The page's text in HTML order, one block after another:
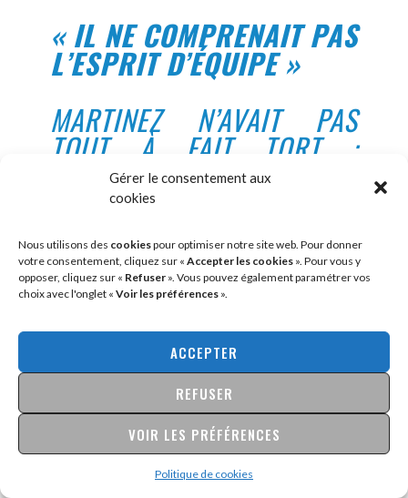
Gérer le consentement aux
cookies
Nous utilisons des cookiespour optimiser notre site web. Pour donner
votre consentement, cliquez sur « Accepter les cookies ». Pour vous y
opposer, cliquez sur « Refuser ». Vous pouvez également paramétrer vos
choix avec l'onglet « Voir les préférences ».
ACCEPTER
REFUSER
VOIR LES PRÉFÉRENCES
Politique de cookies
« IL NE COMPRENAIT PAS
L’ESPRIT D’ÉQUIPE »
MARTINEZ N’AVAIT PAS
TOUT À FAIT TORT :
PÉRAUD A MIS DEUX ANS À
S’ADAPTER ET IL LE
RECONNAÎT AUJOURD’HUI.
SON INTELLIGENCE ET SA
FORCE, QUI FAISAIENT DE
L’ONT BIEN AIDÉ. CHEZ
LOTTO, IL BRAQUE LA
VEDETTE LOCALE, LE
FLAMAND JÜRGEN VAN DEN
BROECK, QUI N’ADRESSE
PAS LA PAROLE À CELUI